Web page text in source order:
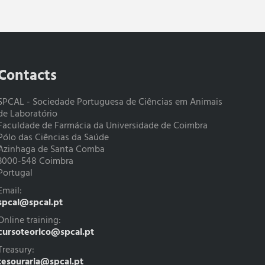
- Sociedade Portuguesa de Ciências em Animais
Laboratório
de Farmácia da Universidade de Coimbra
das Ciências da Saúde
de Santa Comba
548 Coimbra
training: